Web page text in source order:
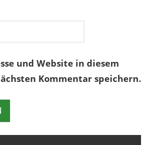
und Website in diesem
Kommentar speichern.